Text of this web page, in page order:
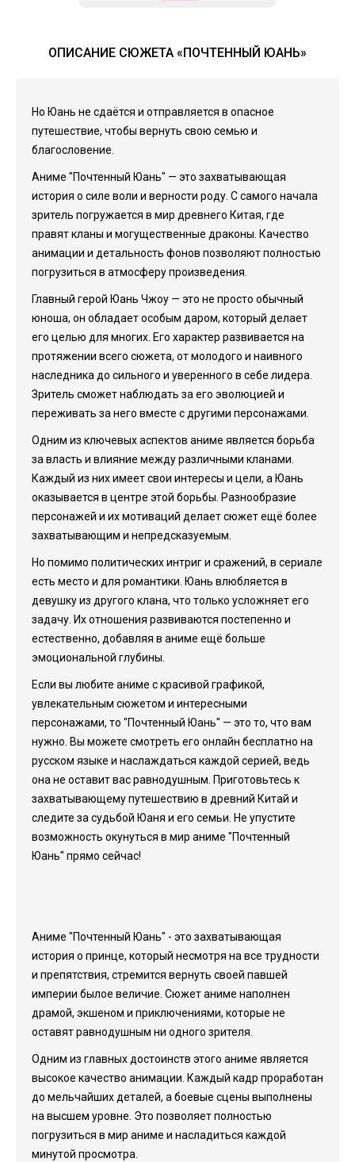
ОПИСАНИЕ СЮЖЕТА «ПОЧТЕННЫЙ ЮАНЬ»
Но Юань не сдаётся и отправляется в опасное
путешествие, чтобы вернуть свою семью и
благословение.
Аниме "Почтенный Юань" — это захватывающая
история о силе воли и верности роду. С самого начала
зритель погружается в мир древнего Китая, где
правят кланы и могущественные драконы. Качество
анимации и детальность фонов позволяют полностью
погрузиться в атмосферу произведения.
Главный герой Юань Чжоу — это не просто обычный
юноша, он обладает особым даром, который делает
его целью для многих. Его характер развивается на
протяжении всего сюжета, от молодого и наивного
наследника до сильного и уверенного в себе лидера.
Зритель сможет наблюдать за его эволюцией и
переживать за него вместе с другими персонажами.
Одним из ключевых аспектов аниме является борьба
за власть и влияние между различными кланами.
Каждый из них имеет свои интересы и цели, а Юань
оказывается в центре этой борьбы. Разнообразие
персонажей и их мотиваций делает сюжет ещё более
захватывающим и непредсказуемым.
Но помимо политических интриг и сражений, в сериале
есть место и для романтики. Юань влюбляется в
девушку из другого клана, что только усложняет его
задачу. Их отношения развиваются постепенно и
естественно, добавляя в аниме ещё больше
эмоциональной глубины.
Если вы любите аниме с красивой графикой,
увлекательным сюжетом и интересными
персонажами, то "Почтенный Юань" — это то, что вам
нужно. Вы можете смотреть его онлайн бесплатно на
русском языке и наслаждаться каждой серией, ведь
она не оставит вас равнодушным. Приготовьтесь к
захватывающему путешествию в древний Китай и
следите за судьбой Юаня и его семьи. Не упустите
возможность окунуться в мир аниме "Почтенный
Юань" прямо сейчас!
Аниме "Почтенный Юань" - это захватывающая
история о принце, который несмотря на все трудности
и препятствия, стремится вернуть своей павшей
империи былое величие. Сюжет аниме наполнен
драмой, экшеном и приключениями, которые не
оставят равнодушным ни одного зрителя.
Одним из главных достоинств этого аниме является
высокое качество анимации. Каждый кадр проработан
до мельчайших деталей, а боевые сцены выполнены
на высшем уровне. Это позволяет полностью
погрузиться в мир аниме и насладиться каждой
минутой просмотра.